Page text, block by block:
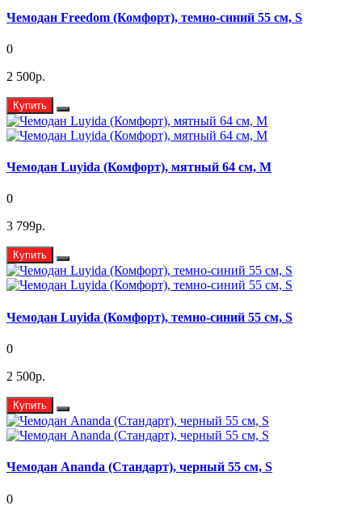
Чемодан Freedom (Комфорт), темно-синий 55 см, S
0
2 500р.
Купить
Чемодан Luyida (Комфорт), мятный 64 см, M
0
3 799р.
Купить
Чемодан Luyida (Комфорт), темно-синий 55 см, S
0
2 500р.
Купить
Чемодан Ananda (Стандарт), черный 55 см, S
0